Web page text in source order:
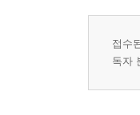
‘어떤 ~
What의
4.
접수
독자